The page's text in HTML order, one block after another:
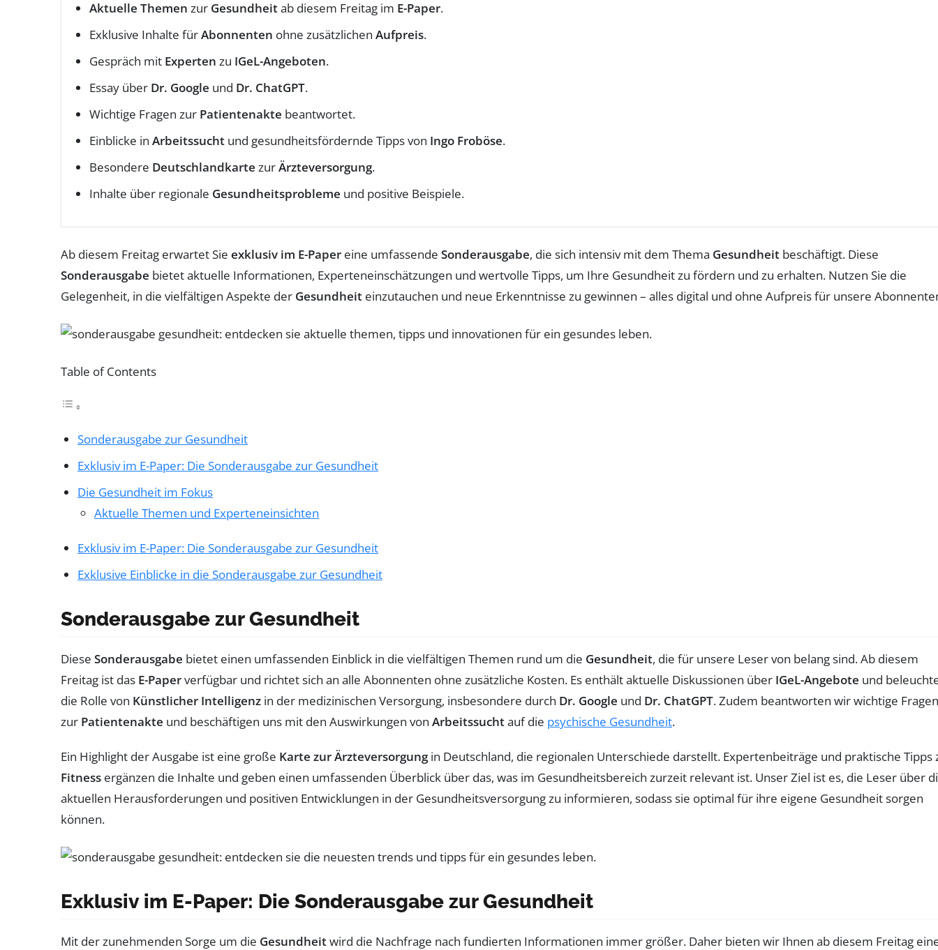
Aktuelle Themen zur Gesundheitab diesem Freitag im E-Paper.
Exklusive Inhalte fürAbonnenten ohne zusätzlichen Aufpreis.
Gespräch mit Experten zu IGeL-Angeboten.
Essay über Dr. Google und Dr. ChatGPT.
Wichtige Fragen zur Patientenakte beantwortet.
Einblicke in Arbeitssucht und gesundheitsfördernde Tipps von Ingo Froböse.
Besondere Deutschlandkarte zurÄrzteversorgung.
Inhalte über regionale Gesundheitsprobleme und positive Beispiele.
Ab diesem Freitag erwartet Sie exklusiv im E-Paper eine umfassende Sonderausgabe, die sich intensiv mit dem Thema Gesundheit beschäftigt. Diese
Sonderausgabe bietet aktuelle Informationen, Experteneinschätzungen und wertvolle Tipps, um Ihre Gesundheit zu fördern und zu erhalten. Nutzen Sie die
Gelegenheit, in die vielfältigen Aspekte der Gesundheit einzutauchen und neue Erkenntnisse zu gewinnen – alles digital und ohne Aufpreis für unsere
Table of Contents
Sonderausgabe zur Gesundheit
Exklusiv im E-Paper: Die Sonderausgabe zur Gesundheit
Die Gesundheit im Fokus
Aktuelle Themen und Experteneinsichten
Exklusiv im E-Paper: Die Sonderausgabe zur Gesundheit
Exklusive Einblicke in die Sonderausgabe zur Gesundheit
Sonderausgabe zur Gesundheit
Diese Sonderausgabe bietet einen umfassenden Einblick in die vielfältigen Themen rund um die Gesundheit, die für unsere Leser von belang sind. Ab diesem
Freitag ist das E-Paperverfügbar und richtet sich an alle Abonnenten ohne zusätzliche Kosten. Es enthält aktuelle Diskussionen über IGeL-Angebote und
die Rolle von Künstlicher Intelligenz in der medizinischen Versorgung, insbesondere durch Dr. Google und Dr. ChatGPT. Zudem beantworten wir wichtige Fragen
zur Patientenakte und beschäftigen uns mit den Auswirkungen von Arbeitssuchtauf die psychische Gesundheit.
Ein Highlight der Ausgabe ist eine große Karte zur Ärzteversorgungin Deutschland, die regionalen Unterschiede darstellt. Expertenbeiträge und praktische Tipps
Fitness ergänzen die Inhalte und geben einen umfassenden Überblick über das, was im Gesundheitsbereich zurzeit relevant ist. Unser Ziel ist es, die Leser über
aktuellen Herausforderungen und positiven Entwicklungen in der Gesundheitsversorgung zu informieren, sodass sie optimal für ihre eigene Gesundheit sorgen
können.
Exklusiv im E-Paper: Die Sonderausgabe zur Gesundheit
Mit der zunehmenden Sorge um die Gesundheitwird die Nachfrage nach fundierten Informationen immer größer. Daher bieten wir Ihnen ab diesem Freitag